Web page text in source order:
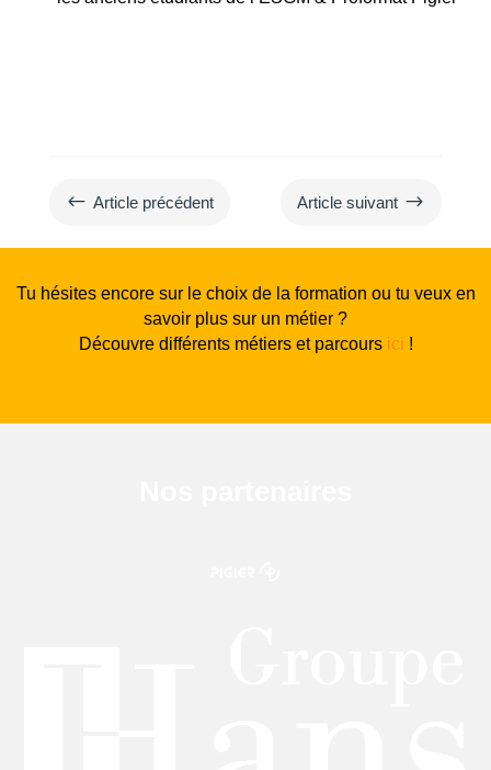
# Article précédent Article suivant $
Tu hésites encore sur le choix de la formation ou tu veux en
savoir plus sur un métier ?
Découvre différents métiers et parcours ici !